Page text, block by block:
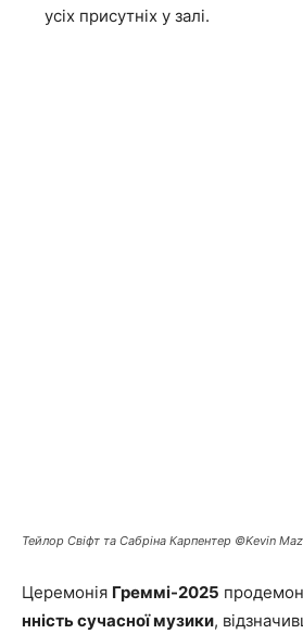
усіх присутніх у залі.
Тейлор Свіфт та Сабріна Карпентер ©Kevin
Церемонія Греммі-2025
нність сучасної музики,